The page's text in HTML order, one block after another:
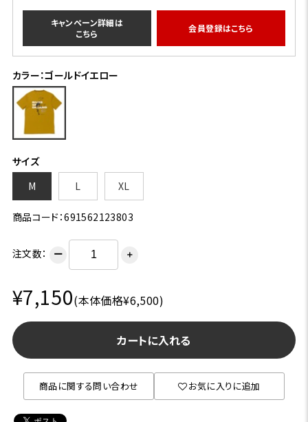
キャンペーン詳細は
こちら
会員登録はこちら
カラー：ゴールドイエロー
サイズ
M
L XL
商品コード：691562123803
注文数： ー ＋
¥7,150(本体価格¥6,500)
カートに入れる
商品に関する問い合わせ お気に入りに追加